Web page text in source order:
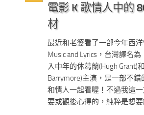
電影 K 歌情人中的
材
最近和老婆看了一部今年西
Music and Lyrics，台灣譯名
入中年的休葛蘭(Hugh Grant)
Barrymore)主演，是一部不
和情人一起看喔！不過我這
要或觀後心得的，純粹是想要